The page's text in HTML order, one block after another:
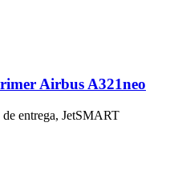
Airbus A321neo
entrega, JetSMART